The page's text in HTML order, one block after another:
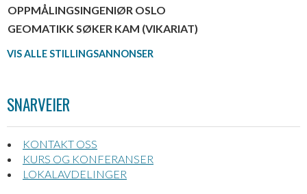
OPPMÅLINGSINGENIØR OSLO
GEOMATIKK SØKER KAM (VIKARIAT)
VIS ALLE STILLINGSANNONSER
SNARVEIER
KONTAKT OSS
KURS OG KONFERANSER
LOKALAVDELINGER